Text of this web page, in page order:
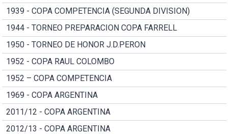
1939 - COPA COMPETENCIA (SEGUNDA DIVISION)
1944 - TORNEO PREPARACION COPA FARRELL
1950 - TORNEO DE HONOR J.D.PERON
1952 - COPA RAUL COLOMBO
1952 – COPA COMPETENCIA
1969 - COPA ARGENTINA
2011/12 - COPA ARGENTINA
2012/13 - COPA ARGENTINA